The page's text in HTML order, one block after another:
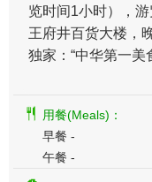
览时间1小时），
王府井百货大楼，
独家：“中华第一美
用餐(Meals)：
早餐 -
午餐 -